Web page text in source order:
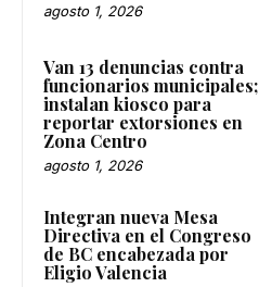
agosto 1, 2026
Van 13 denuncias contra
funcionarios municipales;
instalan kiosco para
reportar extorsiones en
Zona Centro
agosto 1, 2026
Integran nueva Mesa
Directiva en el Congreso
de BC encabezada por
Eligio Valencia